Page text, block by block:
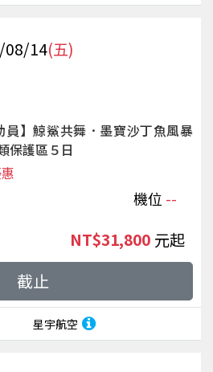
08/14(五)
員】鯨鯊共舞．墨寶沙丁魚風暴
保護區５日
機位 --
星宇航空
NT$31,800 起
截止